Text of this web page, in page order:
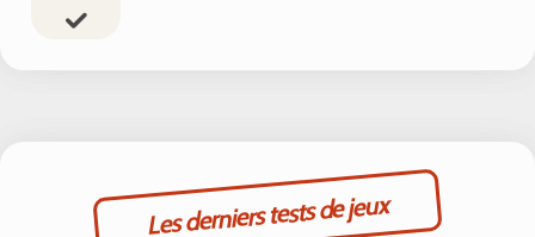
Les derniers tests de jeux